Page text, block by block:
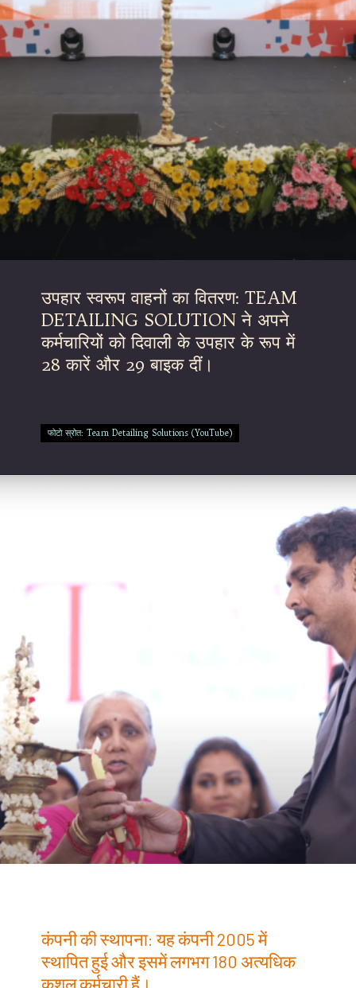
उपहार स्वरूप वाहनों का वितरण: TEAM
कर्मचारियों को दिवाली के उपहार के रूप में
कंपनी की स्थापना: यह कंपनी 2005 में
स्थापित हुई और इसमें लगभग 180 अत्यधिक
कुशल कर्मचारी हैं।